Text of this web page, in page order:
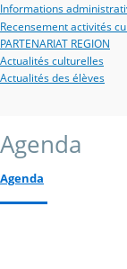
Informations
Recensement activités
PARTENARIAT REGION
Actualités culturelles
Actualités des élèves
Agenda
Agenda